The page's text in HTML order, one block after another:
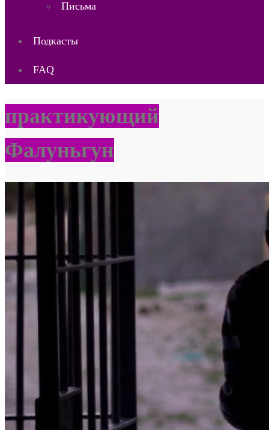
Письма
Подкасты
FAQ
практикующий
Фалуньгун